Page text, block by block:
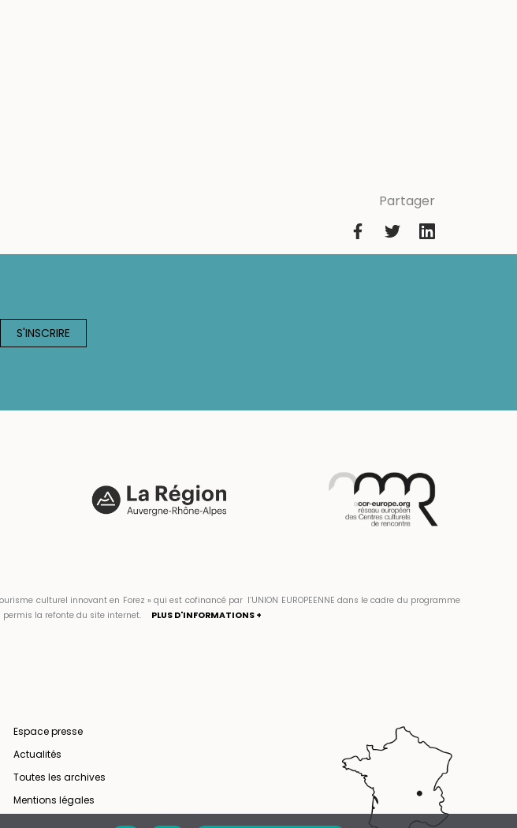
Partager
culturel innovant en Forez » qui est cofinancé par l’UNION EUROPEENNE dans le cadre du programme
permis la refonte du site internet.
PLUS D'INFORMATIONS +
Espace presse
Actualités
Toutes les archives
Mentions légales